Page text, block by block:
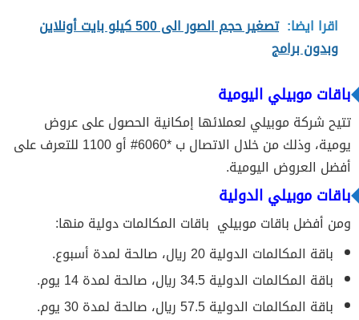
اقرا ايضا:
تصغير حجم الصور الى 500 كيلو بايت أونلاين
وبدون برامج
باقات موبيلي اليومية
تتيح شركة موبيلي لعملائها إمكانية الحصول على عروض
يومية، وذلك من خلال الاتصال ب *6060# أو 1100 للتعرف على
أفضل العروض اليومية.
باقات موبيلي الدولية
ومن أفضل باقات موبيلي باقات المكالمات دولية منها:
باقة المكالمات الدولية 20 ريال، صالحة لمدة أسبوع.
باقة المكالمات الدولية 34.5 ريال، صالحة لمدة 14 يوم.
باقة المكالمات الدولية 57.5 ريال، صالحة لمدة 30 يوم.